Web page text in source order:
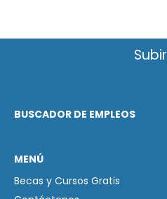
Subir
BUSCADOR DE EMPLEOS
MENÚ
Becas y Cursos Gratis